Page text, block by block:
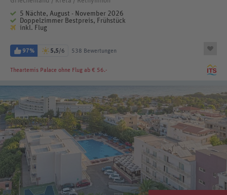
5 Nächte, August - November 2026
Doppelzimmer Bestpreis, Frühstück
inkl. Flug
97% 5,5/6 538 Bewertungen
Theartemis Palace ohne Flug ab € 56.-